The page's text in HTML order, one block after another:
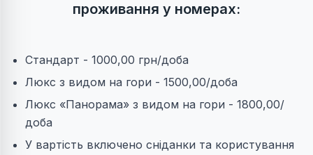
проживання у номерах:
Стандарт - 1000,00 грн/доба
Люкс з видом на гори - 1500,00/доба
Люкс «Панорама» з видом на гори - 1800,00/
доба
У вартість включено сніданки та користування